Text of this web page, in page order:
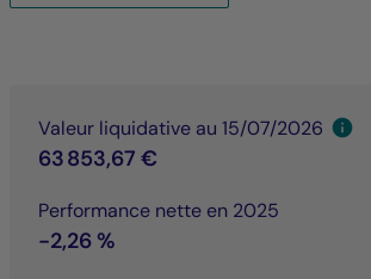
Valeur liquidative au 15/07/2026
63 853,67 €
Performance nette en 2025
-2,26 %